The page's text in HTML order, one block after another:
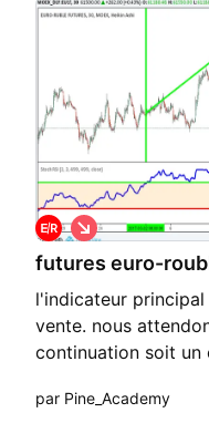
futures euro-
l'indicateur
vente. nous
continuation soit un
determiné par cet
S
h
o
t
par Pine_Academy